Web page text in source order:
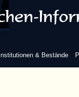
Institutionen & Bestände